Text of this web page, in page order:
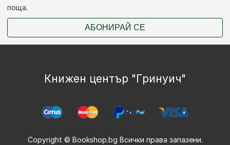
поща.
АБОНИРАЙ СЕ
Книжен център "Гринуич"
Copyright © Bookshop.bg Всички права запазени.